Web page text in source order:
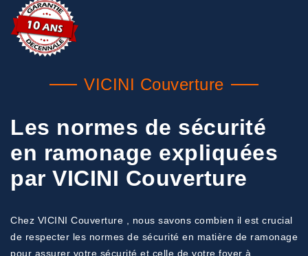
VICINI Couverture
Les normes de sécurité
en ramonage expliquées
par VICINI Couverture
Chez VICINI Couverture , nous savons combien il est crucial
de respecter les normes de sécurité en matière de ramonage
pour assurer votre sécurité et celle de votre foyer à